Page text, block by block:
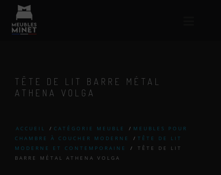
TÊTE DE LIT BARRE MÉTAL
ATHENA VOLGA
ACCUEIL / CATÉGORIE MEUBLE / MEUBLES POUR
CHAMBRE À COUCHER MODERNE
/ TÊTE DE LIT
MODERNE ET CONTEMPORAINE
/
TÊTE DE LIT
BARRE MÉTAL ATHENA VOLGA